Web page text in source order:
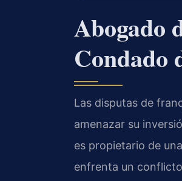
Abogado
Condado
Las disputas de
amenazar su
es propietario de
enfrenta un